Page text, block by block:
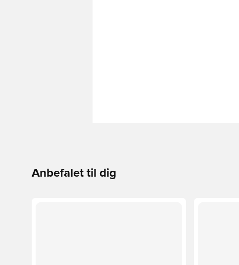
Anbefalet til dig